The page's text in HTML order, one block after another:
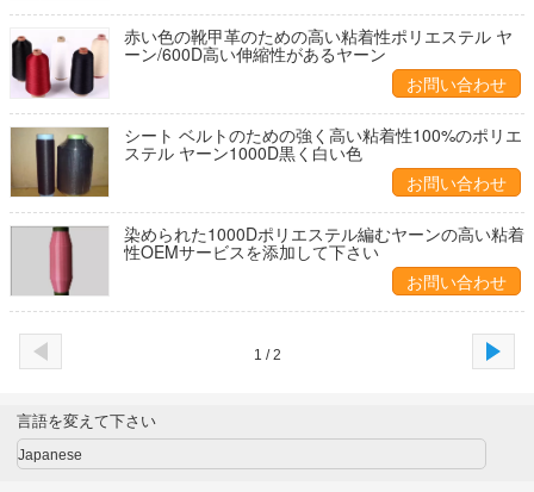
赤い色の靴甲革のための高い粘着性ポリエステル ヤ
ーン/600D高い伸縮性があるヤーン
お問い合わせ
シート ベルトのための強く高い粘着性100%のポリエ
ステル ヤーン1000D黒く白い色
お問い合わせ
染められた1000Dポリエステル編むヤーンの高い粘着
性OEMサービスを添加して下さい
お問い合わせ
1 / 2
言語を変えて下さい
Japanese